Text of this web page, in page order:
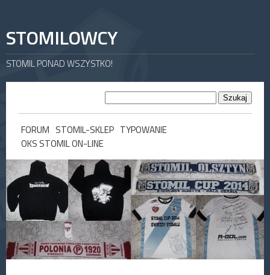
STOMILOWCY
STOMIL PONAD WSZYSTKO!
FORUM STOMIL-SKLEP TYPOWANIE
OKS STOMIL ON-LINE